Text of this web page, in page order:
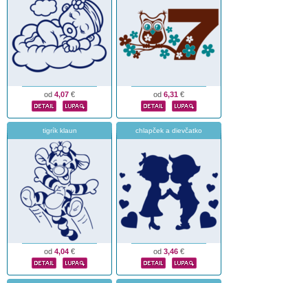
od 4,07 € od 6,31 €
tigrík klaun
od 4,04 €
chlapček a dievčatko
od 3,46 €